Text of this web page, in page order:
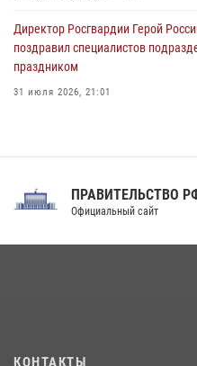
Директор Росгвардии Герой
поздравил специалистов
праздником
31 июля 2026, 21:01
Праздник «Один день с
ПРАВИТЕЛЬСТВО
Официальный сайт
КОНТАКТЫ